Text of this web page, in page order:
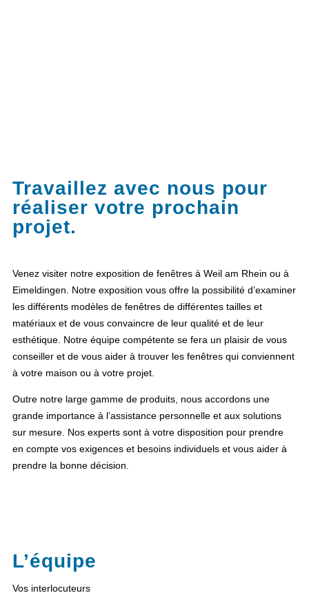
Travaillez avec nous pour
réaliser votre prochain
projet.
Venez visiter notre exposition de fenêtres à Weil am Rhein ou à
Eimeldingen. Notre exposition vous offre la possibilité d’examiner
les différents modèles de fenêtres de différentes tailles et
matériaux et de vous convaincre de leur qualité et de leur
esthétique. Notre équipe compétente se fera un plaisir de vous
conseiller et de vous aider à trouver les fenêtres qui conviennent
à votre maison ou à votre projet.
Outre notre large gamme de produits, nous accordons une
grande importance à l’assistance personnelle et aux solutions
sur mesure. Nos experts sont à votre disposition pour prendre
en compte vos exigences et besoins individuels et vous aider à
prendre la bonne décision.
L’équipe
Vos interlocuteurs